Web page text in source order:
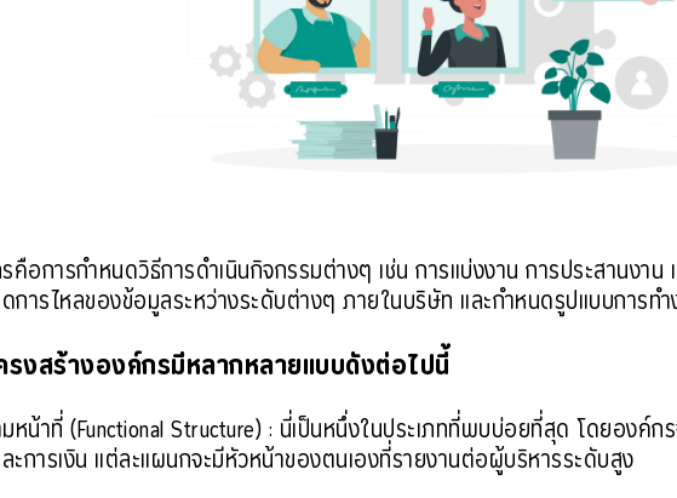
คือการกำหนดวิธีการดำเนินกิจกรรมต่างๆ เช่น การแบ่งงาน การประสานงา
ารไหลของข้อมูลระหว่างระดับต่างๆ ภายในบริษัท และกำหนดรูปแบบการท
รงสร้างองค์กรมีหลากหลายแบบดังต่อไปนี้
หน้าที่ (Functional Structure) : นี่เป็นหนึ่งในประเภทที่พบบ่อยที่สุด โดยองค์
ะการเงิน แต่ละแผนกจะมีหัวหน้าของตนเองที่รายงานต่อผู้บริหารระดับสูง